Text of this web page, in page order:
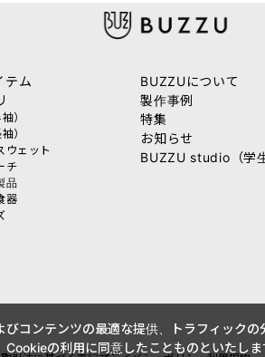
テム
）
）
ウェット
チ
品
器
BUZZUについて
製作事例
特集
お知らせ
BUZZU studio（学
コンテンツの最適な提供、トラフィックの
の利用に同意したことものといたしま